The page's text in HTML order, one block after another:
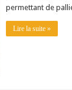
permettant de
Lire la suite »